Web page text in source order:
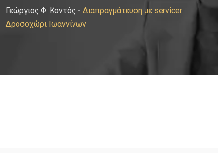
Γεώργιος Φ. Κοντός - Διαπραγμάτευση με servicer
Δροσοχώρι Ιωαννίνων